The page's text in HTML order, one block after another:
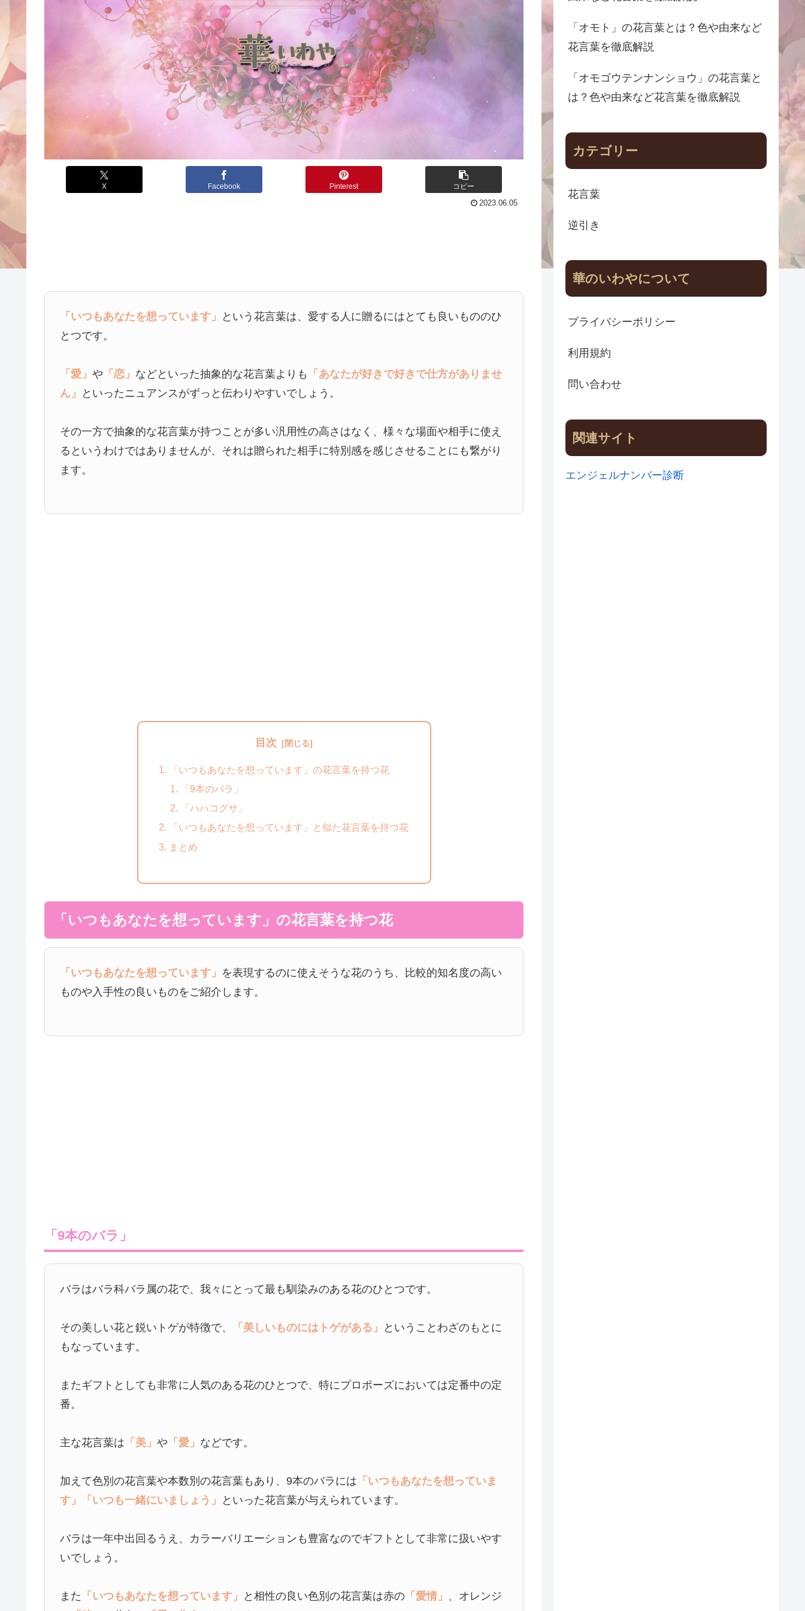
X Facebook Pinterest コピー
2023.06.05
「いつもあなたを想っています」
という花言葉は、愛する人に贈るにはとても良いもののひ
とつです。
「愛」や 「恋」 などといった抽象的な花言葉よりも
「あなたが好きで好きで仕方がありませ
ん」
といったニュアンスがずっと伝わりやすいでしょう。
その一方で抽象的な花言葉が持つことが多い汎用性の高さはなく、様々な場面や相手に使え
るというわけではありませんが、それは贈られた相手に特別感を感じさせることにも繋がり
ます。
目次
「いつもあなたを想っています」の花言葉を持つ花
「9本のバラ」
「ハハコグサ」
「いつもあなたを想っています」と似た花言葉を持つ花
まとめ
「いつもあなたを想っています」の花言葉を持つ花
「いつもあなたを想っています」 を表現するのに使えそうな花のうち、比較的知名度の高い
ものや入手性の良いものをご紹介します。
「9本のバラ」
バラはバラ科バラ属の花で、我々にとって最も馴染みのある花のひとつです。
その美しい花と鋭いトゲが特徴で、 「美しいものにはトゲがある」
ということわざのもとに
もなっています。
またギフトとしても非常に人気のある花のひとつで、特にプロポーズにおいては定番中の定
番。
主な花言葉は 「美」や 「愛」 などです。
加えて色別の花言葉や本数別の花言葉もあり、9本のバラには 「いつもあなたを想っていま
す」
「いつも一緒にいましょう」 といった花言葉が与えられています。
バラは一年中出回るうえ、カラーバリエーションも豊富なのでギフトとして非常に扱いやす
いでしょう。
また 「いつもあなたを想っています」 と相性の良い色別の花言葉は赤の 「愛情」 、オレンジ
「オモト」の花言葉とは？色や由来など
花言葉を徹底解説
「オモゴウテンナンショウ」の花言葉と
は？色や由来など花言葉を徹底解説
カテゴリー
花言葉
逆引き
華のいわやについて
プライバシーポリシー
利用規約
問い合わせ
関連サイト
エンジェルナンバー診断